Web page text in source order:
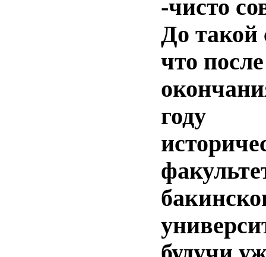
-чисто
До такой
что после
году